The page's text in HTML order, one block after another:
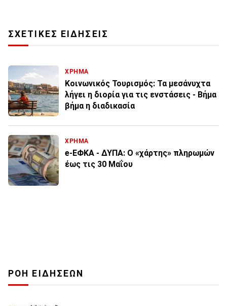
ΣΧΕΤΙΚΕΣ ΕΙΔΗΣΕΙΣ
ΧΡΗΜΑ
Κοινωνικός Τουρισμός: Τα μεσάνυχτα
λήγει η διορία για τις ενστάσεις - Βήμα
βήμα η διαδικασία
ΧΡΗΜΑ
e-ΕΦΚΑ - ΔΥΠΑ: Ο «χάρτης» πληρωμών
έως τις 30 Μαΐου
ΡΟΗ ΕΙΔΗΣΕΩΝ